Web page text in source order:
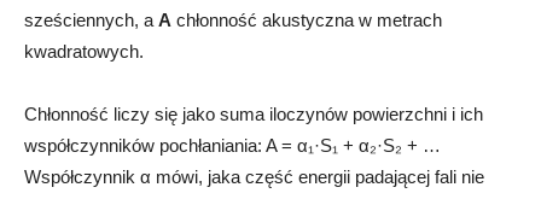
sześciennych, a A chłonność akustyczna w metrach
kwadratowych.
Chłonność liczy się jako suma iloczynów powierzchni i ich
współczynników pochłaniania: A = α₁·S₁ + α₂·S₂ + …
Współczynnik α mówi, jaka część energii padającej fali nie